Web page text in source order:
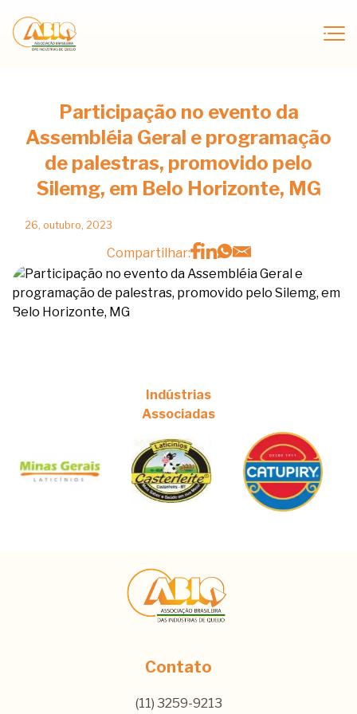
Participação no evento da
Assembléia Geral e programação
de palestras, promovido pelo
Silemg, em Belo Horizonte, MG
26, outubro, 2023
Compartilhar:
Indústrias
Associadas
Contato
(11) 3259-9213